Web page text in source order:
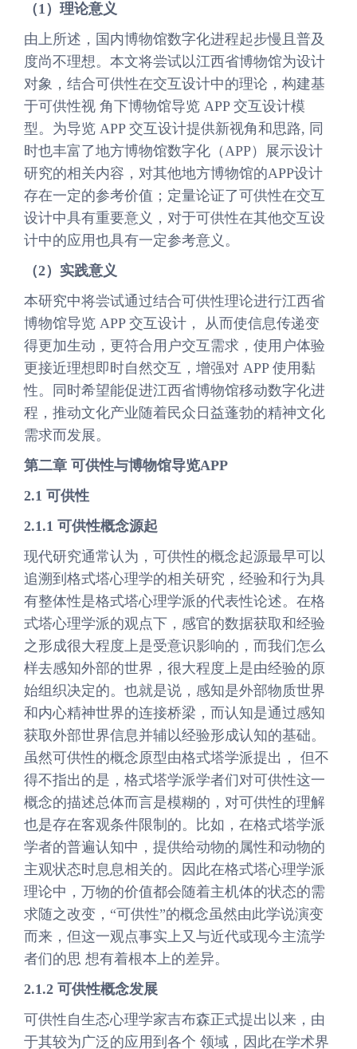
（1）理论意义
由上所述，国内博物馆数字化进程起步慢且普及
度尚不理想。本文将尝试以江西省博物馆为设计
对象，结合可供性在交互设计中的理论，构建基
于可供性视 角下博物馆导览 APP 交互设计模
型。为导览 APP 交互设计提供新视角和思路, 同
时也丰富了地方博物馆数字化（APP）展示设计
研究的相关内容，对其他地方博物馆的APP设计
存在一定的参考价值；定量论证了可供性在交互
设计中具有重要意义，对于可供性在其他交互设
计中的应用也具有一定参考意义。
（2）实践意义
本研究中将尝试通过结合可供性理论进行江西省
博物馆导览 APP 交互设计， 从而使信息传递变
得更加生动，更符合用户交互需求，使用户体验
更接近理想即时自然交互，增强对 APP 使用黏
性。同时希望能促进江西省博物馆移动数字化进
程，推动文化产业随着民众日益蓬勃的精神文化
需求而发展。
第二章 可供性与博物馆导览APP
2.1 可供性
2.1.1 可供性概念源起
现代研究通常认为，可供性的概念起源最早可以
追溯到格式塔心理学的相关研究，经验和行为具
有整体性是格式塔心理学派的代表性论述。在格
式塔心理学派的观点下，感官的数据获取和经验
之形成很大程度上是受意识影响的，而我们怎么
样去感知外部的世界，很大程度上是由经验的原
始组织决定的。也就是说，感知是外部物质世界
和内心精神世界的连接桥梁，而认知是通过感知
获取外部世界信息并辅以经验形成认知的基础。
虽然可供性的概念原型由格式塔学派提出， 但不
得不指出的是，格式塔学派学者们对可供性这一
概念的描述总体而言是模糊的，对可供性的理解
也是存在客观条件限制的。比如，在格式塔学派
学者的普遍认知中，提供给动物的属性和动物的
主观状态时息息相关的。因此在格式塔心理学派
理论中，万物的价值都会随着主机体的状态的需
求随之改变，“可供性”的概念虽然由此学说演变
而来，但这一观点事实上又与近代或现今主流学
者们的思 想有着根本上的差异。
2.1.2 可供性概念发展
可供性自生态心理学家吉布森正式提出以来，由
于其较为广泛的应用到各个 领域，因此在学术界